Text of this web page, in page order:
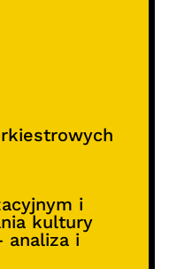
i
kultury
analiza i